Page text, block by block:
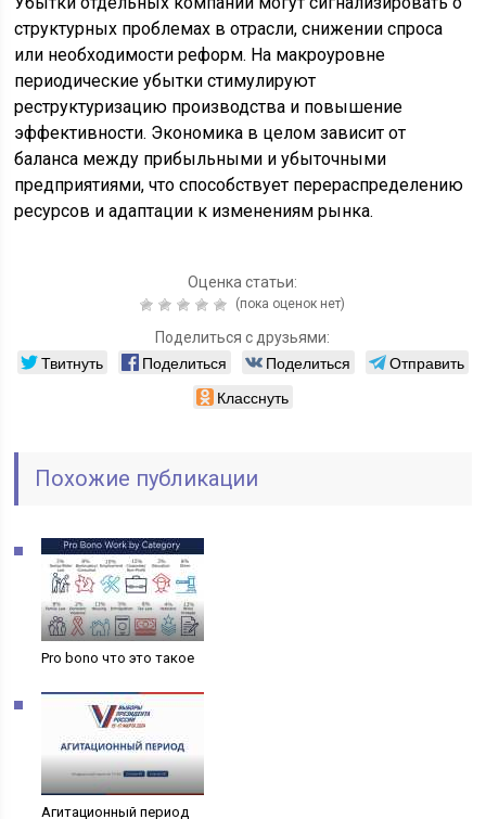
структурных проблемах в отрасли, снижении спроса
или необходимости реформ. На макроуровне
периодические убытки стимулируют
реструктуризацию производства и повышение
эффективности. Экономика в целом зависит от
баланса между прибыльными и убыточными
предприятиями, что способствует перераспределению
ресурсов и адаптации к изменениям рынка.
Оценка статьи:
(пока оценок нет)
Поделиться с друзьями:
Твитнуть Поделиться Поделиться
Отправить
Класснуть
Похожие публикации
Pro bono что это такое
Агитационный период